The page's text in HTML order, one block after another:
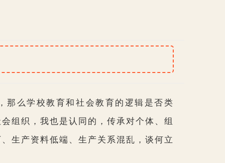
那么学校教育和社会教育的逻辑是否类
组织，我也是认同的，传承对个体、组
生产资料低端、生产关系混乱，谈何立